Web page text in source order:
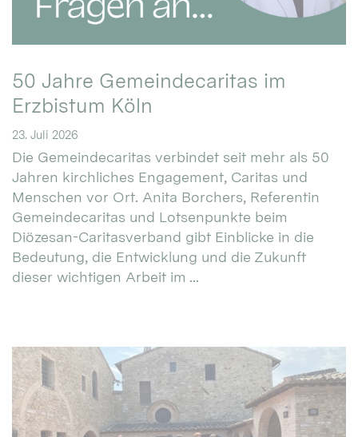
50 Jahre Gemeindecaritas im
Erzbistum Köln
23. Juli 2026
Die Gemeindecaritas verbindet seit mehr als 50
Jahren kirchliches Engagement, Caritas und
Menschen vor Ort. Anita Borchers, Referentin
Gemeindecaritas und Lotsenpunkte beim
Diözesan-Caritasverband gibt Einblicke in die
Bedeutung, die Entwicklung und die Zukunft
dieser wichtigen Arbeit im ...